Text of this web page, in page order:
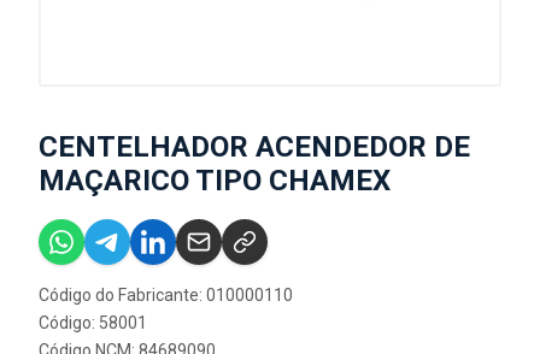
CENTELHADOR ACENDEDOR DE
MAÇARICO TIPO CHAMEX
Código do Fabricante: 010000110
Código: 58001